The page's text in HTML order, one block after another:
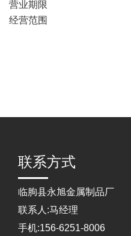
营业期限
经营范围
联系方式
临朐县永旭金属制品厂
联系人:马经理
手机:156-6251-8006